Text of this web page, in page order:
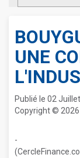
UNE
Publié le 02
Copyright © 2026
-